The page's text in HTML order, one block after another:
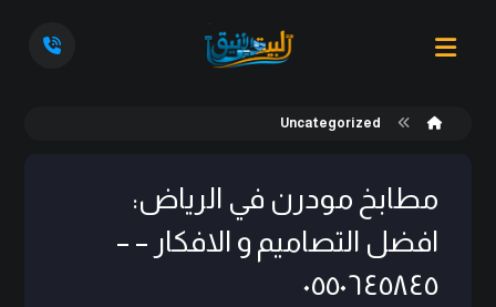
Uncategorized
مطابخ مودرن في الرياض:
افضل التصاميم و الافكار – –
٠٥٥٠٦٤٥٨٤٥